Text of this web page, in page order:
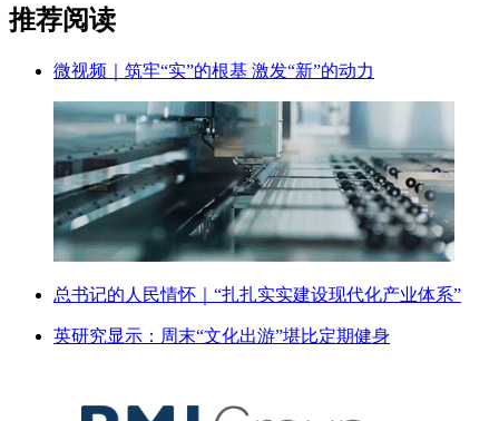
推荐阅读
微视频｜筑牢“实”的根基 激发“新”的动力
总书记的人民情怀｜“扎扎实实建设现代化产业体系”
英研究显示：周末“文化出游”堪比定期健身